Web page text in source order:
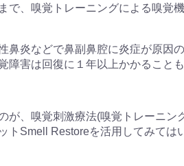
で、嗅覚トレーニングによる嗅覚
鼻炎などで鼻副鼻腔に炎症が原因
障害は回復に１年以上かかることも
が、嗅覚刺激療法(嗅覚トレーニン
トSmell Restoreを活用してみては